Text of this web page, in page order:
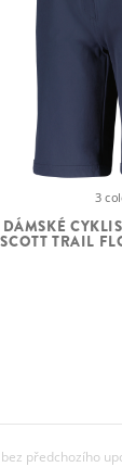
3
DÁMSKÉ
SCOTT TRAIL
předchozího